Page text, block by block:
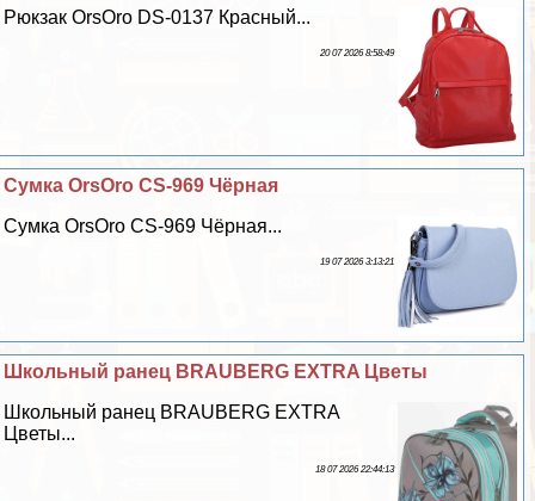
Рюкзак OrsOro DS-0137 Красный...
20 07 2026 8:58:49
Сумка OrsOro CS-969 Чёрная
Сумка OrsOro CS-969 Чёрная...
19 07 2026 3:13:21
Школьный ранец BRAUBERG EXTRA Цветы
Школьный ранец BRAUBERG EXTRA
Цветы...
18 07 2026 22:44:13